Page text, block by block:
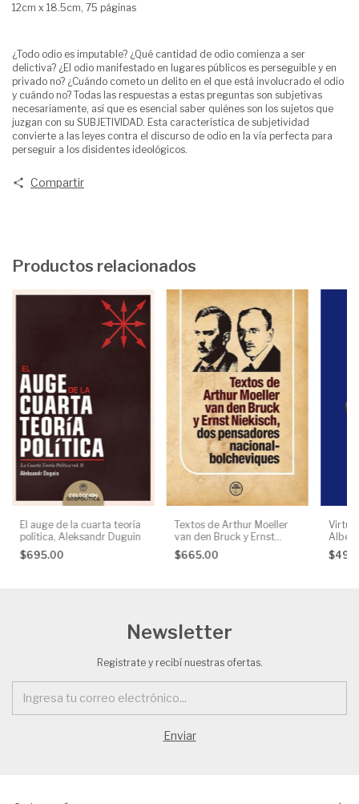
12cm x 18.5cm, 75 páginas
¿Todo odio es imputable? ¿Qué cantidad de odio comienza a ser
delictiva? ¿El odio manifestado en lugares públicos es perseguible y en
privado no? ¿Cuándo cometo un delito en el que está involucrado el odio
y cuándo no? Todas las respuestas a estas preguntas son subjetivas
necesariamente, así que es esencial saber quiénes son los sujetos que
juzgan con su SUBJETIVIDAD. Esta característica de subjetividad
convierte a las leyes contra el discurso de odio en la vía perfecta para
perseguir a los disidentes ideológicos.
Compartir
Productos relacionados
El auge de la cuarta teoría
política, Aleksandr Duguin
$695.00
Textos de Arthur Moeller
van den Bruck y Ernst
Niekisch, dos pensadores
nacional-bolcheviques, AA.
$665.00
Newsletter
Registrate y recibí nuestras ofertas.